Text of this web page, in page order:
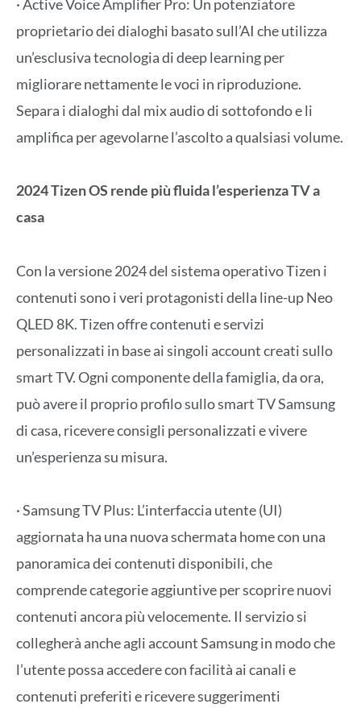
· Active Voice Amplifier Pro: Un potenziatore
proprietario dei dialoghi basato sull’AI che utilizza
un’esclusiva tecnologia di deep learning per
migliorare nettamente le voci in riproduzione.
Separa i dialoghi dal mix audio di sottofondo e li
amplifica per agevolarne l’ascolto a qualsiasi volume.
2024 Tizen OS rende più fluida l’esperienza TV a
casa
Con la versione 2024 del sistema operativo Tizen i
contenuti sono i veri protagonisti della line-up Neo
QLED 8K. Tizen offre contenuti e servizi
personalizzati in base ai singoli account creati sullo
smart TV. Ogni componente della famiglia, da ora,
può avere il proprio profilo sullo smart TV Samsung
di casa, ricevere consigli personalizzati e vivere
un’esperienza su misura.
· Samsung TV Plus: L’interfaccia utente (UI)
aggiornata ha una nuova schermata home con una
panoramica dei contenuti disponibili, che
comprende categorie aggiuntive per scoprire nuovi
contenuti ancora più velocemente. Il servizio si
collegherà anche agli account Samsung in modo che
l’utente possa accedere con facilità ai canali e
contenuti preferiti e ricevere suggerimenti